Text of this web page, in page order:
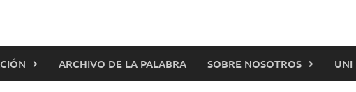
ARCHIVO DE LA PALABRA SOBRE NOSOTROS UNI